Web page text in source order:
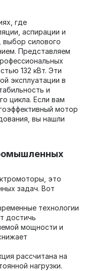
где
аспирации и
выбор силового
Представляем
132 кВт. Эти
эксплуатации в
и
цикла. Если вам
мотор
вы нашли
это
задач. Вот
технологии
достичь
мощности и
рассчитана на
нагрузки.